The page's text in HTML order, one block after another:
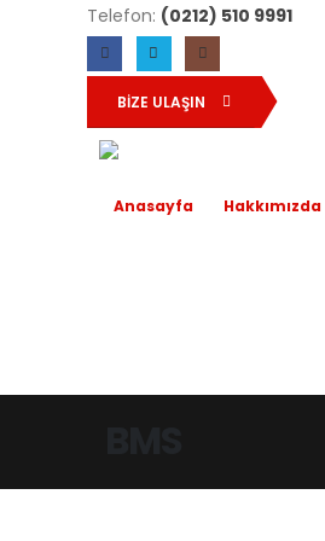
Telefon: (0212) 510 9991
BIZE ULAŞIN
Anasayfa Hakkımızda